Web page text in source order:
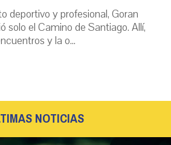
deportivo y profesional, Goran
solo el Camino de Santiago. Allí,
y la o...
NOTICIAS